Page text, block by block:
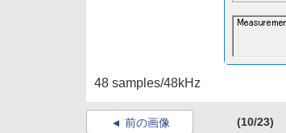
48 samples/48kHz
前の画像 (10/23)